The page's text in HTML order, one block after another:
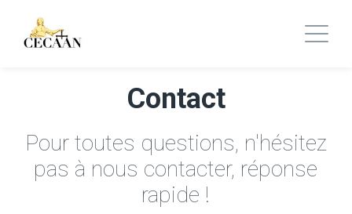
Contact
Pour toutes questions, n'hésitez
pas à nous contacter, réponse
rapide !